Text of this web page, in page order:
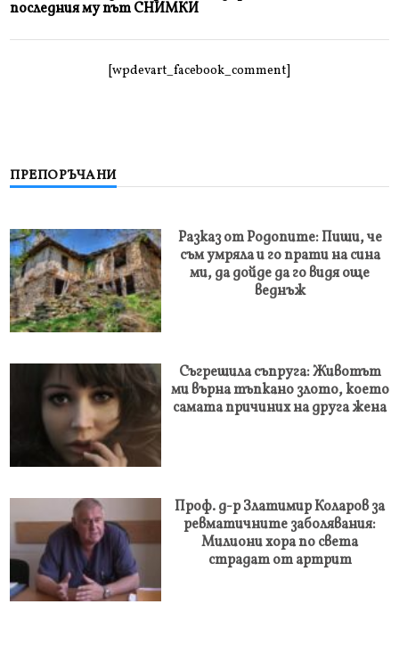
последния му път СНИМКИ
[wpdevart_facebook_comment]
ПРЕПОРЪЧАНИ
Разказ от Родопите: Пиши, че
съм умряла и го прати на сина
ми, да дойде да го видя още
веднъж
Съгрешила съпруга: Животът
ми върна тъпкано злото, което
самата причиних на друга жена
Проф. д-р Златимир Коларов за
ревматичните заболявания:
Милиони хора по света
страдат от артрит